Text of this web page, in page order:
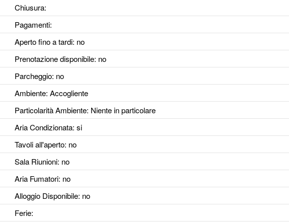
Chiusura:
Pagamenti:
Aperto fino a tardi: no
Prenotazione disponibile: no
Parcheggio: no
Ambiente: Accogliente
Particolarità Ambiente: Niente in particolare
Aria Condizionata: si
Tavoli all'aperto: no
Sala Riunioni: no
Aria Fumatori: no
Alloggio Disponibile: no
Ferie: